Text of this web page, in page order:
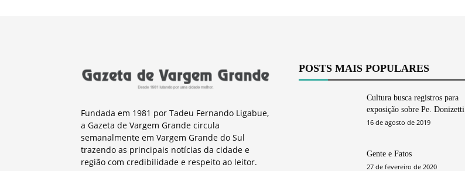
Fundada em 1981 por Tadeu Fernando Ligabue,
a Gazeta de Vargem Grande circula
semanalmente em Vargem Grande do Sul
trazendo as principais notícias da cidade e
região com credibilidade e respeito ao leitor.
POSTS MAIS POPULARES
Cultura busca registros para
exposição sobre Pe. Donizetti
16 de agosto de 2019
Gente e Fatos
27 de fevereiro de 2020